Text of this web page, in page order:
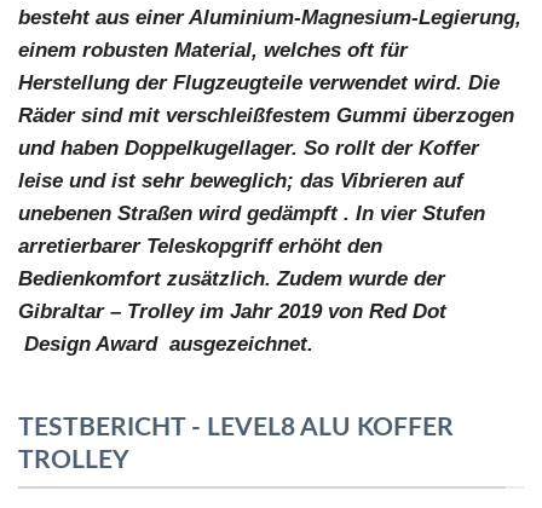
besteht aus einer Aluminium-Magnesium-Legierung,
einem robusten Material, welches oft für
Herstellung der Flugzeugteile verwendet wird. Die
Räder sind mit verschleißfestem Gummi überzogen
und haben Doppelkugellager. So rollt der Koffer
leise und ist sehr beweglich; das Vibrieren auf
unebenen Straßen wird gedämpft . In vier Stufen
arretierbarer Teleskopgriff erhöht den
Bedienkomfort zusätzlich. Zudem wurde der
Gibraltar – Trolley im Jahr 2019 von Red Dot
Design Award ausgezeichnet.
TESTBERICHT - LEVEL8 ALU KOFFER
TROLLEY